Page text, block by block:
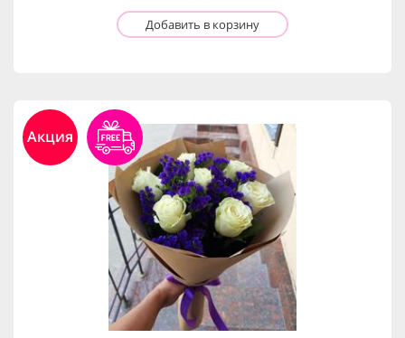
Добавить в корзину
Акция